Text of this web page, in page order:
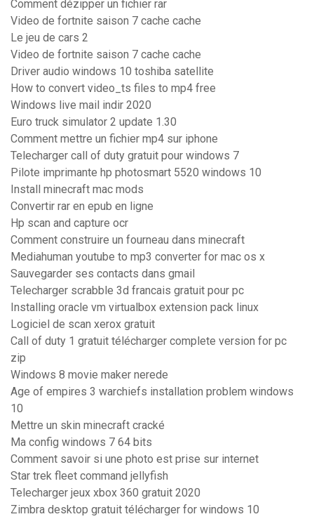
Comment dézipper un fichier rar
Video de fortnite saison 7 cache cache
Le jeu de cars 2
Video de fortnite saison 7 cache cache
Driver audio windows 10 toshiba satellite
How to convert video_ts files to mp4 free
Windows live mail indir 2020
Euro truck simulator 2 update 1.30
Comment mettre un fichier mp4 sur iphone
Telecharger call of duty gratuit pour windows 7
Pilote imprimante hp photosmart 5520 windows 10
Install minecraft mac mods
Convertir rar en epub en ligne
Hp scan and capture ocr
Comment construire un fourneau dans minecraft
Mediahuman youtube to mp3 converter for mac os x
Sauvegarder ses contacts dans gmail
Telecharger scrabble 3d francais gratuit pour pc
Installing oracle vm virtualbox extension pack linux
Logiciel de scan xerox gratuit
Call of duty 1 gratuit télécharger complete version for pc
zip
Windows 8 movie maker nerede
Age of empires 3 warchiefs installation problem windows
10
Mettre un skin minecraft cracké
Ma config windows 7 64 bits
Comment savoir si une photo est prise sur internet
Star trek fleet command jellyfish
Telecharger jeux xbox 360 gratuit 2020
Zimbra desktop gratuit télécharger for windows 10